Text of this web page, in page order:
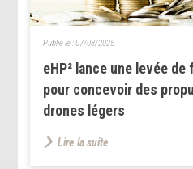
eHP² lance une levée
pour concevoir des
drones légers
Publié le :07/03/2025
Lire la suite